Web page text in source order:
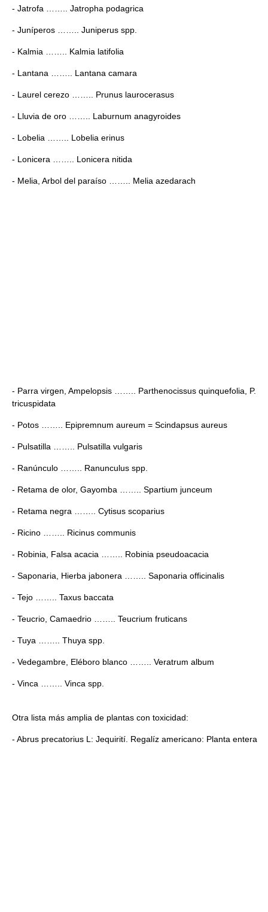
- Jatrofa …….. Jatropha podagrica
- Juníperos …….. Juniperus spp.
- Kalmia …….. Kalmia latifolia
- Lantana …….. Lantana camara
- Laurel cerezo …….. Prunus laurocerasus
- Lluvia de oro …….. Laburnum anagyroides
- Lobelia …….. Lobelia erinus
- Lonicera …….. Lonicera nitida
- Melia, Arbol del paraíso …….. Melia azedarach
- Parra virgen, Ampelopsis …….. Parthenocissus quinquefolia, P.
tricuspidata
- Potos …….. Epipremnum aureum = Scindapsus aureus
- Pulsatilla …….. Pulsatilla vulgaris
- Ranúnculo …….. Ranunculus spp.
- Retama de olor, Gayomba …….. Spartium junceum
- Retama negra …….. Cytisus scoparius
- Ricino …….. Ricinus communis
- Robinia, Falsa acacia …….. Robinia pseudoacacia
- Saponaria, Hierba jabonera …….. Saponaria officinalis
- Tejo …….. Taxus baccata
- Teucrio, Camaedrio …….. Teucrium fruticans
- Tuya …….. Thuya spp.
- Vedegambre, Eléboro blanco …….. Veratrum album
- Vinca …….. Vinca spp.
Otra lista más amplia de plantas con toxicidad:
- Abrus precatorius L: Jequirití. Regalíz americano: Planta entera